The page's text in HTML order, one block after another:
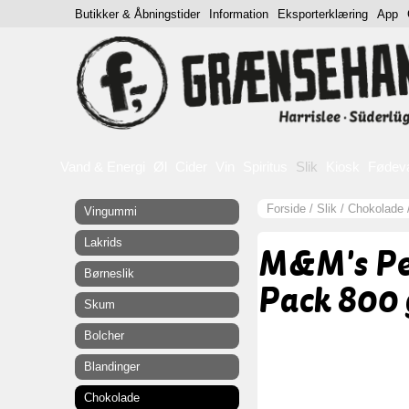
Slik
Forside / Slik / Chokolade
M&M's
Pack 800
Vingummi
Lakrids
Børneslik
Skum
Bolcher
Blandinger
Chokolade
Butikker & Åbningstider Information Eksporterklæring App